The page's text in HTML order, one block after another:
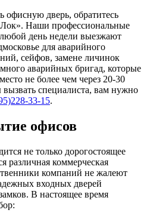
офисную дверь, обратитесь
Наши профессиональные
день недели выезжают
для аварийного
сейфов, замене личинок
аварийных бригад, которые
не более чем через 20-30
специалиста, вам нужно
33-15.
офисов
не только дорогостоящее
различная коммерческая
компаний не жалеют
входных дверей
В настоящее время